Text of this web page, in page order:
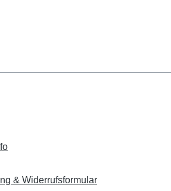
& Widerrufsformular